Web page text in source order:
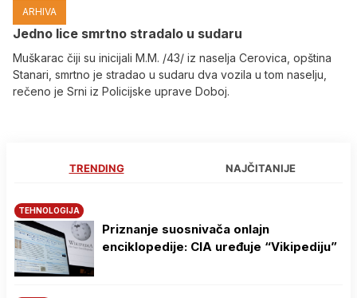
ARHIVA
Јedno lice smrtno stradalo u sudaru
Muškarac čiji su inicijali M.M. /43/ iz naselja Cerovica, opština
Stanari, smrtno je stradao u sudaru dva vozila u tom naselju,
rečeno je Srni iz Policijske uprave Doboj.
TRENDING NAJČITANIJE
TEHNOLOGIJA
Priznanje suosnivača onlajn
enciklopedije: CIA uređuje “Vikipediju”